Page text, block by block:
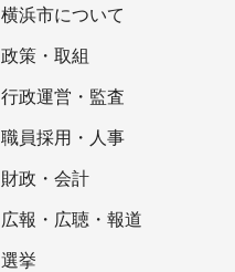
横浜市について
政策・取組
行政運営・監査
職員採用・人事
財政・会計
広報・広聴・報道
選挙